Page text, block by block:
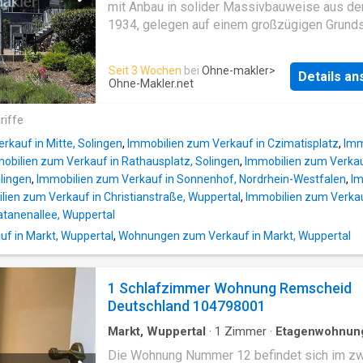
Birke und ein alt gewachsener
hervorzuheben. Zwischen Garage und Haus
Wege und Terrassen, Yucca- und Hanfpalmen
Meter hoch), sowie weitere groß
mit Anbau in solider Massivbauweise aus
1934, gelegen auf einem großzügigen
Das Haus verbindet charmanten
einer hochwertigen und umfangreichen
Modernisierungen wurden bereits
sodass sich die Immobilie in einem guten
präsentiert. Grundstück & Lage -
ca. 1.249 m² - Rechteckiger Zuschnitt - Eben
leicht hängig - Ruhige Anliegerstraße /
Reines Wohngebiet - Keine Immissionen
Ausstattung Bauweise & Konstruktion -
Beton/Mauerwerk - Außenwände aus
Innenwände aus Mauerwerk, teilweise
Geschossdecken: Keller- & Erdgeschoss
Obergeschoss Holzkonstruktion Fußböden -
Seit 3 Wochen bei Ohne-makler>
Ohne-Makler.net
Details
in Mitte, Solingen, Immobilien zum Verkauf in Czimatisplatz,
zum Verkauf in Rathausplatz, Solingen, Immobilien zum
, Immobilien zum Verkauf in Sonnenhof, Nordrhein-Westfalen,
zum Verkauf in Christianstraße, Wuppertal , Immobilien zum
Wuppertal
in Markt, Wuppertal , Wohnungen zum Verkauf in Markt, Wuppertal
1 Schlafzimmer Wohnung Remscheid
Deutschland 104798001
Markt, Wuppertal · 1 Zimmer ·
Die Wohnung Nummer 12 befindet sich im